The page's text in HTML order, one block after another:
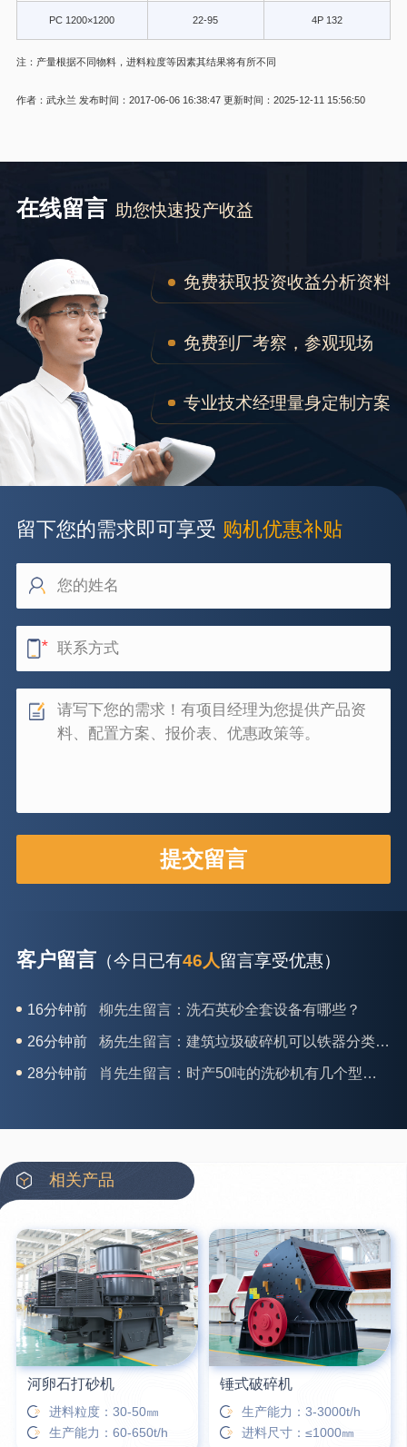
PC 1200×1200 22-95 4P 132
注：产量根据不同物料，进料粒度等因素其结果将有所不同
作者：武永兰 发布时间：2017-06-06 16:38:47 更新时间：2025-12-11 15:56:50
在线留言 助您快速投产收益
免费获取投资收益分析资料
免费到厂考察，参观现场
专业技术经理量身定制方案
留下您的需求即可享受 购机优惠补贴
客户留言 （今日已有46人留言享受优惠）
26分钟前 杨先生留言：建筑垃圾破碎机可以铁器分类吗？
28分钟前 肖先生留言：时产50吨的洗砂机有几个型号？
31分钟前 马女士留言：我想咨询一条生产线，你们能做吗？
42分钟前 蒋先生留言：硬岩颚式破碎机带不带电机？
3分钟前 王先生留言：水泥厂熟料能破碎吗？推荐用什么机器？
6分钟前 姚女士留言：这款破碎机一小时产能多大？是用电的还是燃油的？
12分钟前 宋先生留言：50吨左右的制砂机大概什么价位？
16分钟前 柳先生留言：洗石英砂全套设备有哪些？
相关产品
河卵石打砂机
进料粒度：30-50㎜
生产能力：60-650t/h
锤式破碎机
生产能力：3-3000t/h
进料尺寸：≤1000㎜